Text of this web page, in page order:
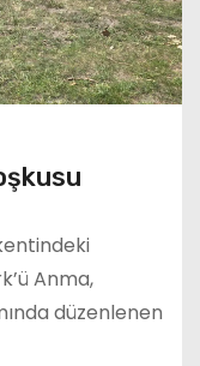
Anma,
düzenlenen